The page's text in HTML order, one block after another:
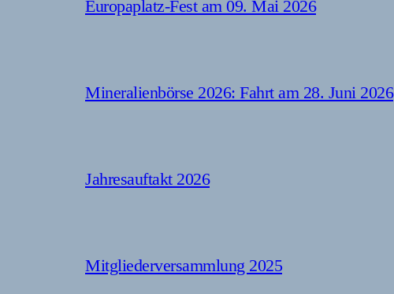
Europaplatz-Fest am 09. Mai 2026
Mineralienbörse 2026: Fahrt am 28. Juni 2026
Jahresauftakt 2026
Mitgliederversammlung 2025